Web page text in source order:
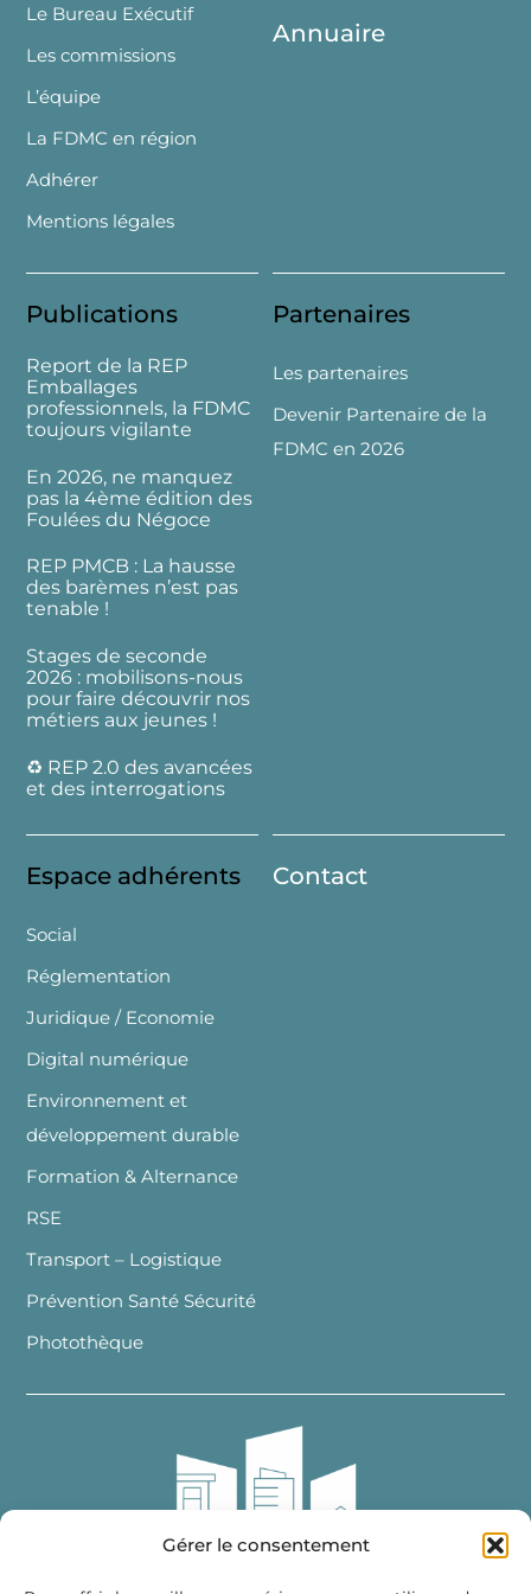
Gérer le consentement
Le Bureau Exécutif
Les commissions
L’équipe
La FDMC en région
Adhérer
Mentions légales
Annuaire
Publications
Report de la REP
Emballages
professionnels, la FDMC
toujours vigilante
En 2026, ne manquez
pas la 4ème édition des
Foulées du Négoce
REP PMCB : La hausse
des barèmes n’est pas
tenable !
Stages de seconde
2026 : mobilisons-nous
pour faire découvrir nos
métiers aux jeunes !
♻️ REP 2.0 des avancées
et des interrogations
Partenaires
Les partenaires
Devenir Partenaire de la
FDMC en 2026
Espace adhérents
Social
Réglementation
Juridique / Economie
Digital numérique
Environnement et
développement durable
Formation & Alternance
RSE
Transport – Logistique
Prévention Santé Sécurité
Photothèque
Contact